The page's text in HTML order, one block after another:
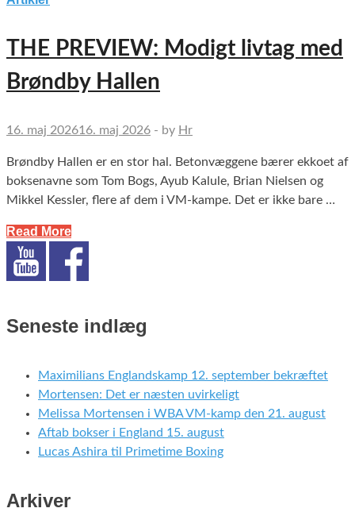
THE PREVIEW: Modigt livtag med
Brøndby Hallen
16. maj 202616. maj 2026 - by Hr
Brøndby Hallen er en stor hal. Betonvæggene bærer ekkoet af
boksenavne som Tom Bogs, Ayub Kalule, Brian Nielsen og
Mikkel Kessler, flere af dem i VM-kampe. Det er ikke bare …
Read More
Seneste indlæg
Maximilians Englandskamp 12. september bekræftet
Mortensen: Det er næsten uvirkeligt
Melissa Mortensen i WBA VM-kamp den 21. august
Aftab bokser i England 15. august
Lucas Ashira til Primetime Boxing
Arkiver